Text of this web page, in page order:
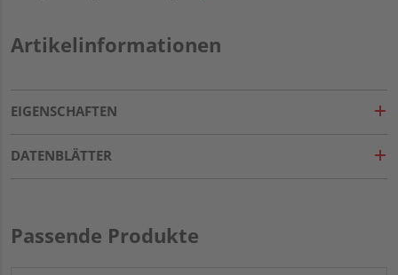
Artikelinformationen
EIGENSCHAFTEN
DATENBLÄTTER
Passende Produkte